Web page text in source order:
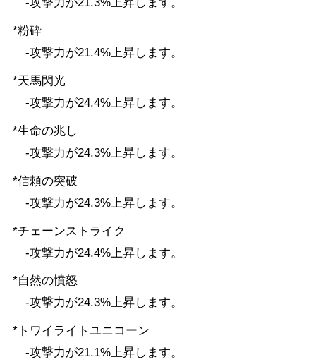
*粉砕
-攻撃力が21.4%上昇します。
*天馬閃光
-攻撃力が24.4%上昇します。
*生命の兆し
-攻撃力が24.3%上昇します。
*信頼の突破
-攻撃力が24.3%上昇します。
*チェーンストライク
-攻撃力が24.4%上昇します。
*自然の憤怒
-攻撃力が24.3%上昇します。
*トワイライトユニコーン
-攻撃力が21.1%上昇します。